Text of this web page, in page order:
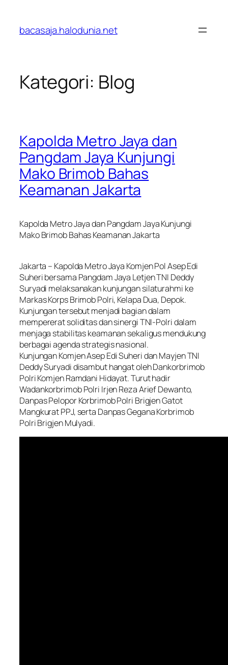
konten
bacasaja.halodunia.net
Kategori: Blog
Kapolda Metro Jaya dan
Pangdam Jaya Kunjungi
Mako Brimob Bahas
Keamanan Jakarta
Kapolda Metro Jaya dan Pangdam Jaya Kunjungi
Mako Brimob Bahas Keamanan Jakarta
Jakarta – Kapolda Metro Jaya Komjen Pol Asep Edi
Suheri bersama Pangdam Jaya Letjen TNI Deddy
Suryadi melaksanakan kunjungan silaturahmi ke
Markas Korps Brimob Polri, Kelapa Dua, Depok.
Kunjungan tersebut menjadi bagian dalam
mempererat soliditas dan sinergi TNI-Polri dalam
menjaga stabilitas keamanan sekaligus mendukung
berbagai agenda strategis nasional.
Kunjungan Komjen Asep Edi Suheri dan Mayjen TNI
Deddy Suryadi disambut hangat oleh Dankorbrimob
Polri Komjen Ramdani Hidayat. Turut hadir
Wadankorbrimob Polri Irjen Reza Arief Dewanto,
Danpas Pelopor Korbrimob Polri Brigjen Gatot
Mangkurat PPJ, serta Danpas Gegana Korbrimob
Polri Brigjen Mulyadi.